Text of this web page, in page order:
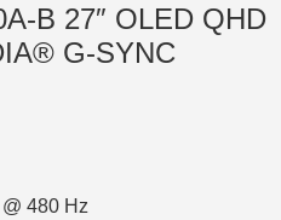
B 27″ OLED QHD
G-SYNC
480 Hz